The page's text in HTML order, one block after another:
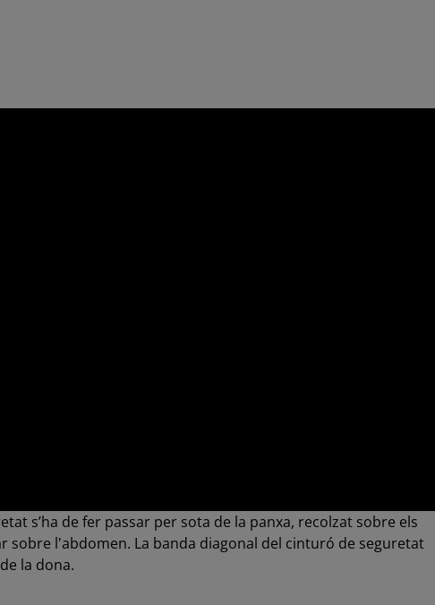
s’ha de fer passar per sota de la panxa, recolzat sobre els
sobre l'abdomen. La banda diagonal del cinturó de seguretat
la dona.